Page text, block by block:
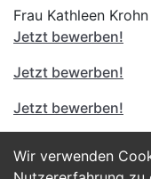
Wir verwenden
Frau Kathleen
Jetzt bewerben!
Jetzt bewerben!
Jetzt bewerben!